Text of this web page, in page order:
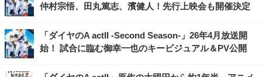
仲村宗悟、田丸篤志、濱健人！先行上映会も開催決定
「ダイヤのA actII -Second Season-」26年4月放送開
始！ 試合に臨む御幸一也のキービジュアル＆PV公開